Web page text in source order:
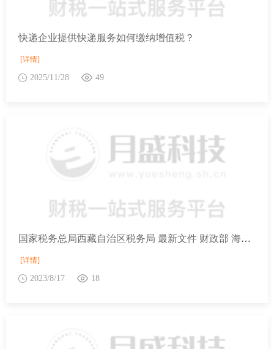
快递企业提供快递服务如何缴纳增值税？
[详情]
2025/11/28 49
国家税务总局西藏自治区税务局 最新文件 财政部 海关总署 税务总局关于调整海南自由贸易港交通工具及游艇“零关税” 政策的通知
[详情]
2023/8/17 18